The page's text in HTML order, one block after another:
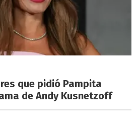
que pidió Pampita
de Andy Kusnetzoff